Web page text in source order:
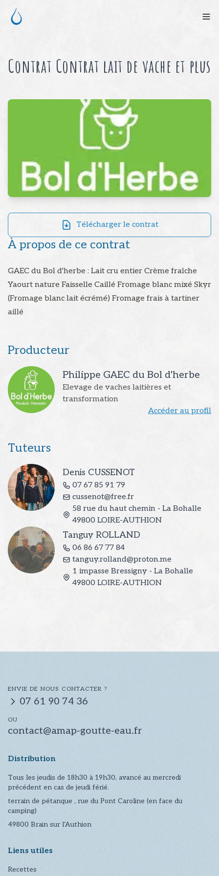
Contrat Contrat lait de vache et plus
Télécharger le contrat
À propos de ce contrat
GAEC du Bol d'herbe : Lait cru entier Crème fraîche
Yaourt nature Faisselle Caillé Fromage blanc mixé Skyr
(Fromage blanc lait écrémé) Fromage frais à tartiner
aillé
Producteur
Philippe GAEC du Bol d'herbe
Elevage de vaches laitières et
transformation
Accéder au profil
Tuteurs
Denis CUSSENOT
07 67 85 91 79
cussenot@free.fr
58 rue du haut chemin - La Bohalle
49800 LOIRE-AUTHION
Tanguy ROLLAND
06 86 67 77 84
tanguy.rolland@proton.me
1 impasse Bressigny - La Bohalle
49800 LOIRE-AUTHION
ENVIE DE NOUS CONTACTER ?
07 61 90 74 36
OU
contact@amap-goutte-eau.fr
Distribution
Tous les jeudis de 18h30 à 19h30, avancé au mercredi
précédent en cas de jeudi férié.
terrain de pétanque , rue du Pont Caroline (en face du
camping)
49800 Brain sur l'Authion
Liens utiles
Recettes